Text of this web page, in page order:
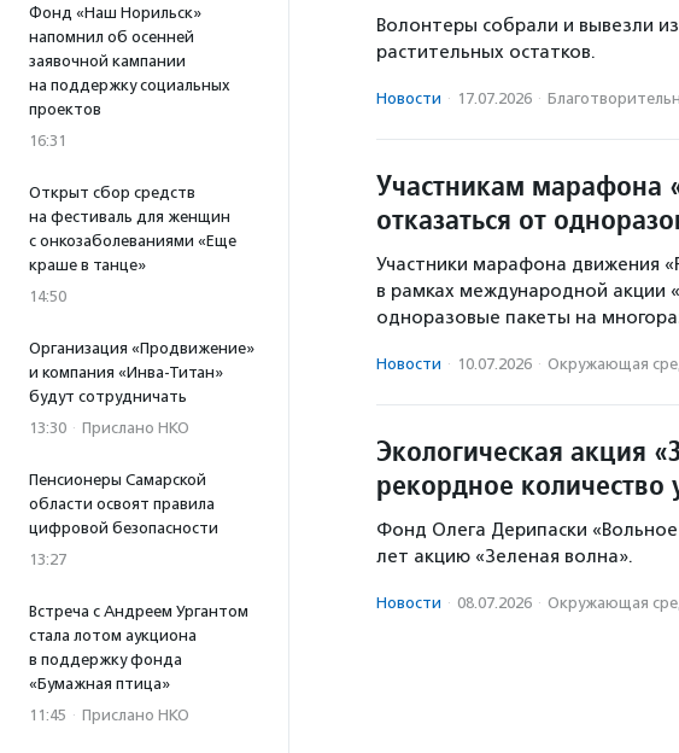
Фонд «Наш Норильск»
напомнил об осенней
заявочной кампании
на поддержку социальных
проектов
16:31
Открыт сбор средств
на фестиваль для женщин
с онкозаболеваниями «Еще
краше в танце»
14:50
Организация «Продвижение»
и компания «Инва-Титан»
будут сотрудничать
13:30 · Прислано НКО
Пенсионеры Самарской
области освоят правила
цифровой безопасности
13:27
Встреча с Андреем Ургантом
стала лотом аукциона
в поддержку фонда
«Бумажная птица»
11:45 · Прислано НКО
Волонтеры собрали и вывезли
растительных остатков.
Новости · 17.07.2026 ·
Участникам марафона
отказаться от
Участники марафона движения
в рамках международной акции
одноразовые пакеты на
Новости · 10.07.2026 · Окружающая
Экологическая акция
рекордное количество
Фонд Олега Дерипаски
лет акцию «Зеленая волна».
Новости · 08.07.2026 · Окружающая